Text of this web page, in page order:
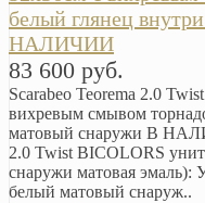
белый глянец
НАЛИЧИИ
83 600 руб.
Scarabeo Teorema 2.0
вихревым смывом
матовый снаружи В
2.0 Twist BICOLORS
снаружи матовая эмаль):
белый матовый снаруж..